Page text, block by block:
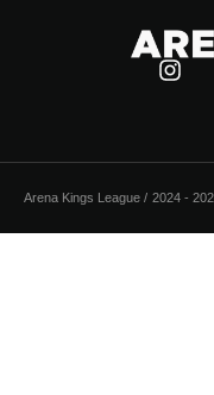
Arena Kings League / 2024 -